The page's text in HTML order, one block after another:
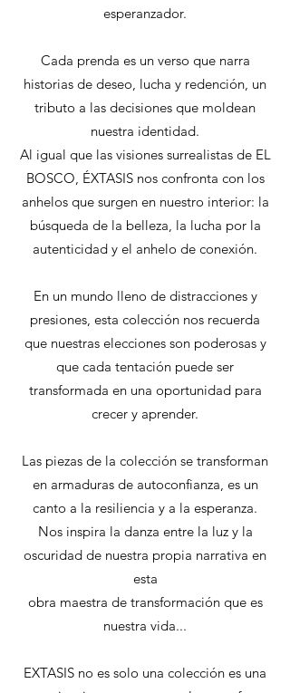
esperanzador.
Cada prenda es un verso que narra
historias de deseo, lucha y redención, un
tributo a las decisiones que moldean
nuestra identidad.
Al igual que las visiones surrealistas de EL
BOSCO, ÉXTASIS nos confronta con los
anhelos que surgen en nuestro interior: la
búsqueda de la belleza, la lucha por la
autenticidad y el anhelo de conexión.
En un mundo lleno de distracciones y
presiones, esta colección nos recuerda
que nuestras elecciones son poderosas y
que cada tentación puede ser
transformada en una oportunidad para
crecer y aprender.
Las piezas de la colección se transforman
en armaduras de autoconfianza, es un
canto a la resiliencia y a la esperanza.
Nos inspira la danza entre la luz y la
oscuridad de nuestra propia narrativa en
esta
obra maestra de transformación que es
nuestra vida...
EXTASIS no es solo una colección es una